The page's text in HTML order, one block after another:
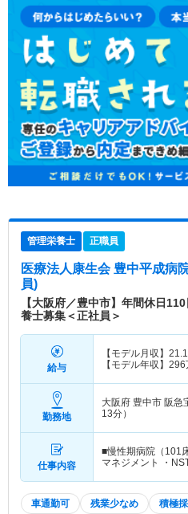
管理栄養士 正職員
医療法人康生会 豊中平成病
員)
【大阪府／豊中市】年間休日
養士募集＜正社員＞
給与
【モデル月収】 21.1
【モデル年収】 296
勤務地
大阪府 豊中市 阪急
13分）
仕事内容
■慢性期病院（101
マネジメント ・
車通勤可 残業少なめ 積極